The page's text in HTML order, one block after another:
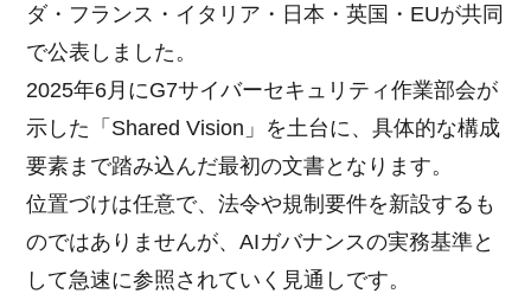
ダ・フランス・イタリア・日本・英国・EUが共同
で公表しました。
2025年6月にG7サイバーセキュリティ作業部会が
示した「Shared Vision」を土台に、具体的な構成
要素まで踏み込んだ最初の文書となります。
位置づけは任意で、法令や規制要件を新設するも
のではありませんが、AIガバナンスの実務基準と
して急速に参照されていく見通しです。